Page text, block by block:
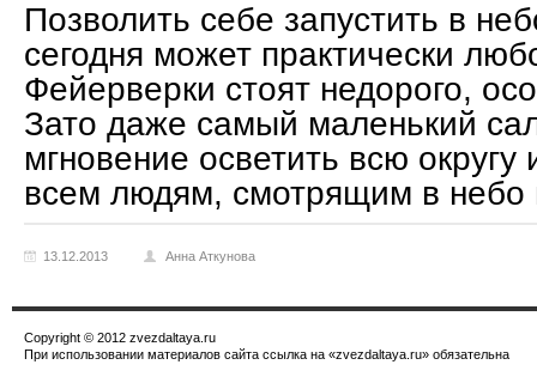
Позволить себе запустить в
сегодня может практически
Фейерверки стоят недорого,
Зато даже самый маленький
мгновение осветить всю округу
всем людям, смотрящим в небо
13.12.2013 Анна Аткунова
Copyright © 2012 zvezdaltaya.ru
При использовании материалов сайта ссылка на «zvezdaltaya.ru» обязательна